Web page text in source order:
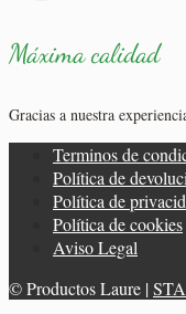
Máxima calidad
Gracias a nuestra
Terminos de
Política de
Política de
Política de cookies
Aviso Legal
© Productos Laure |